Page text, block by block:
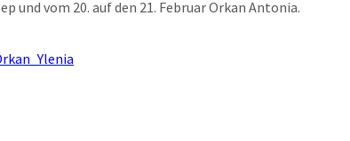
und vom 20. auf den 21. Februar Orkan Antonia.